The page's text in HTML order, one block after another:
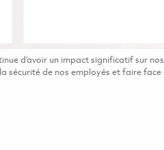
d’avoir un impact significatif sur
sécurité de nos employés et faire